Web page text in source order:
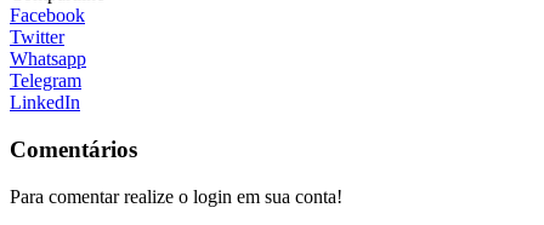
Facebook
Twitter
Whatsapp
Telegram
LinkedIn
Comentários
Para comentar realize o login em sua conta!